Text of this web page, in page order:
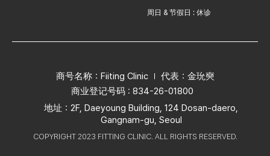
周日 & 节假日 : 休诊
商号名称：Fiiting Clinic
代表：金玧奭
商业登记号码 : 834-26-01800
地址：2F, Daeyoung Building, 124 Dosan-daero,
Gangnam-gu, Seoul
COPYRIGHT 2023 FITTING CLINIC. ALL RIGHTS RESERVED.